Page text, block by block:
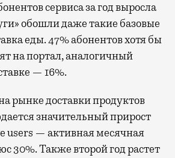
сервиса за год выросла
обошли даже такие базовые
еды. 47% абонентов хотя бы
на портал, аналогичный
— 16%.
рынке доставки продуктов
значительный прирост
users — активная месячная
30%. Также второй год растет